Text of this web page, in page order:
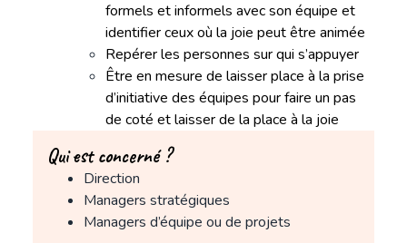
formels et informels avec son équipe et
identifier ceux où la joie peut être animée
Repérer les personnes sur qui s’appuyer
Être en mesure de laisser place à la prise
d’initiative des équipes pour faire un pas
de coté et laisser de la place à la joie
Qui est concerné ?
Direction
Managers stratégiques
Managers d’équipe ou de projets